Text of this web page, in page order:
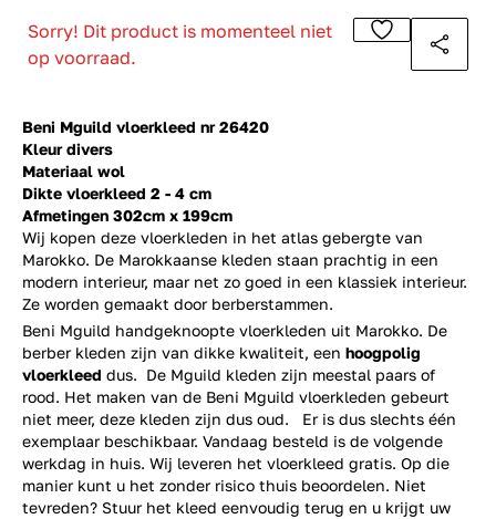
Beni Mguild vloerkleed nr 26420
Kleur divers
Materiaal wol
Dikte vloerkleed 2 - 4 cm
Afmetingen 302cm x 199cm
Wij kopen deze vloerkleden in het atlas gebergte van
Marokko. De Marokkaanse kleden staan prachtig in een
modern interieur, maar net zo goed in een klassiek interieur.
Ze worden gemaakt door berberstammen.
Sorry! Dit product is momenteel niet
op voorraad.
Beni Mguild handgeknoopte vloerkleden uit Marokko. De
berber kleden zijn van dikke kwaliteit, een hoogpolig
vloerkleed dus. De Mguild kleden zijn meestal paars of
rood. Het maken van de Beni Mguild vloerkleden gebeurt
niet meer, deze kleden zijn dus oud. Er is dus slechts één
exemplaar beschikbaar. Vandaag besteld is de volgende
werkdag in huis. Wij leveren het vloerkleed gratis. Op die
manier kunt u het zonder risico thuis beoordelen. Niet
tevreden? Stuur het kleed eenvoudig terug en u krijgt uw